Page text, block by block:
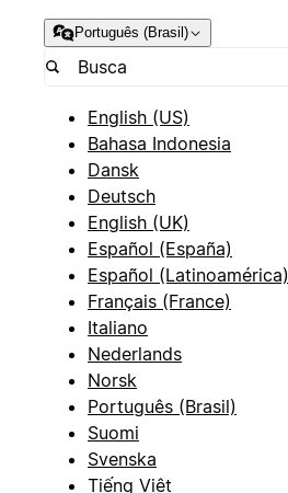
Português (Brasil)
English (US)
Bahasa Indonesia
Dansk
Deutsch
English (UK)
Español (España)
Español (Latinoamérica)
Français (France)
Italiano
Nederlands
Norsk
Português (Brasil)
Suomi
Svenska
Tiếng Việt